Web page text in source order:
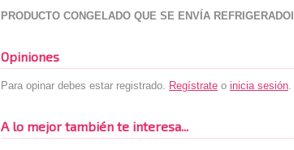
PRODUCTO CONGELADO QUE SE ENVÍA REFRIGERADO
Opiniones
Para opinar debes estar registrado. Regístrate o inicia sesión.
A lo mejor también te interesa...